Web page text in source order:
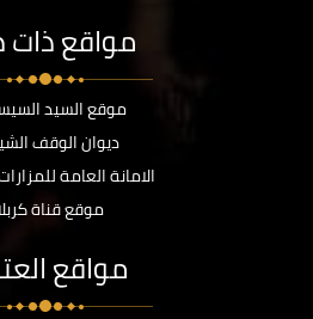
مواقع
موقع السيد
ديوان الوقف
الامانة العامة
موقع قناة
مواقع